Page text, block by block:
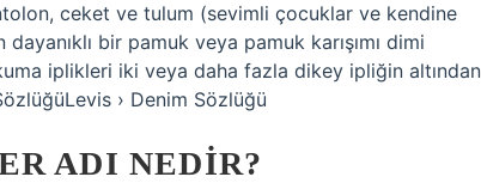
ceket ve tulum (sevimli çocuklar ve kendine
bir pamuk veya pamuk karışımı dimi
iplikleri iki veya daha fazla dikey ipliğin altından
› Denim Sözlüğü
ADI NEDIR?